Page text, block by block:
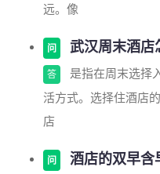
远。像
问 武汉周末酒店
答
是指在周末选择
活方式。选择住酒店
店
问 酒店的双早含